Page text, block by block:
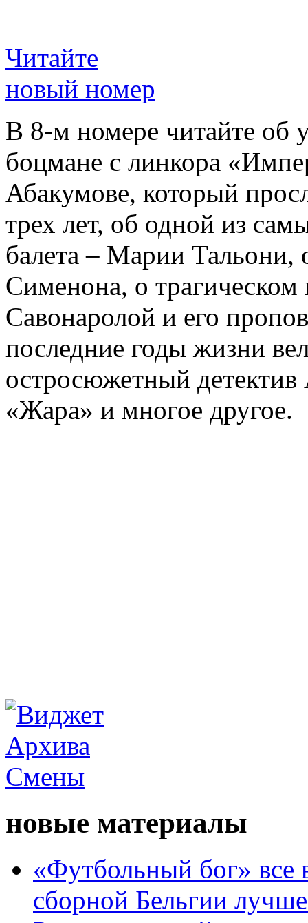
Читайте
новый номер
В 8-м номере читайте об
боцмане с линкора
Абакумове, который
трех лет, об одной из
балета – Марии
Сименона, о трагическом
Савонаролой и его
последние годы жизни
остросюжетный детектив
«Жара» и многое другое.
новые материалы
«Футбольный бог» все
сборной Бельгии